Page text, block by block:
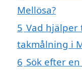
Mellösa?
5 Vad hjälper
takmålning i
6 Sök efter